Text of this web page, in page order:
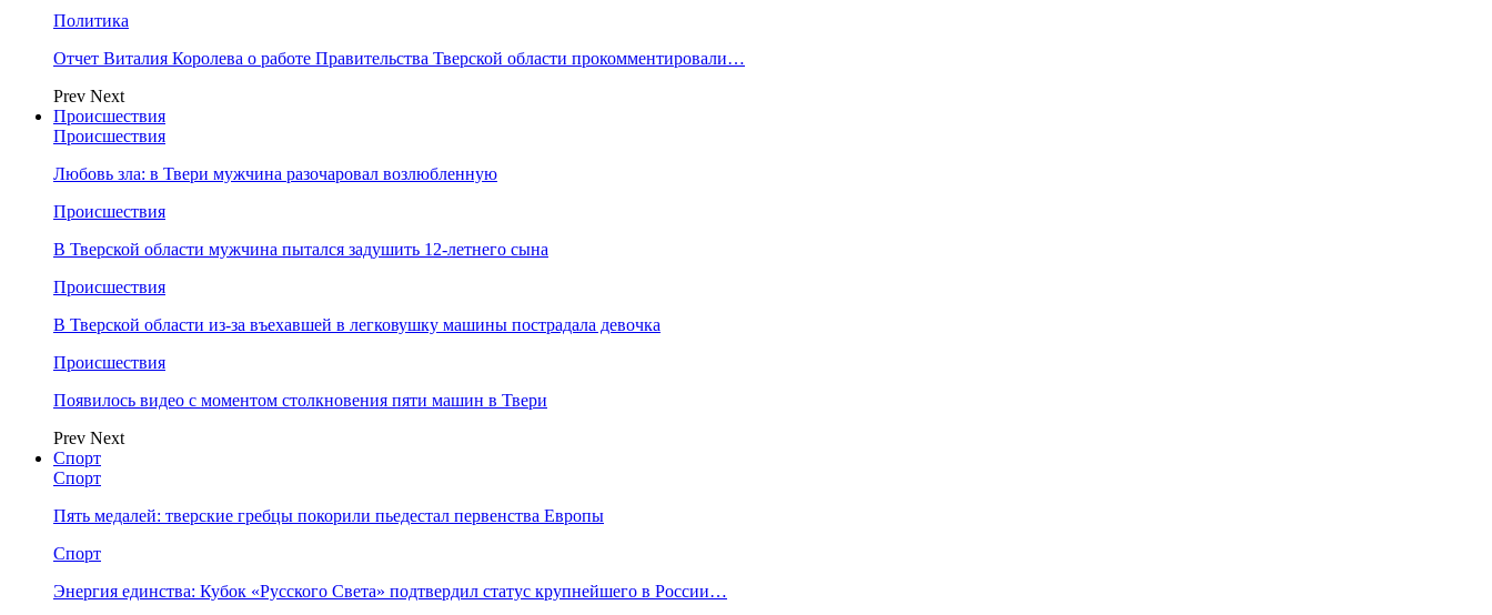
Политика
Отчет Виталия Королева о работе Правительства Тверской области прокомментировали…
Prev Next
Происшествия
Происшествия
Любовь зла: в Твери мужчина разочаровал возлюбленную
Происшествия
В Тверской области мужчина пытался задушить 12-летнего сына
Происшествия
В Тверской области из-за въехавшей в легковушку машины пострадала девочка
Происшествия
Появилось видео с моментом столкновения пяти машин в Твери
Prev Next
Спорт
Спорт
Пять медалей: тверские гребцы покорили пьедестал первенства Европы
Спорт
Энергия единства: Кубок «Русского Света» подтвердил статус крупнейшего в России…